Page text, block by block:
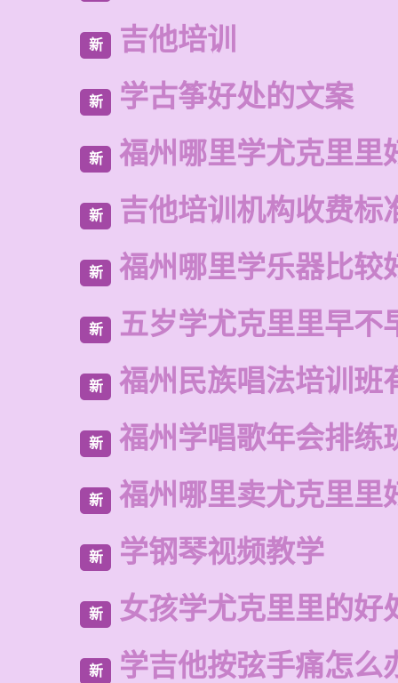
新 吉他培训
新 学古筝好处的文案
新 福州哪里学尤克里里
新 吉他培训机构收费标
新 福州哪里学乐器比较
新 五岁学尤克里里早不
新 福州民族唱法培训班
新 福州学唱歌年会排练
新 福州哪里卖尤克里里
新 学钢琴视频教学
新 女孩学尤克里里的好
新 学吉他按弦手痛怎么